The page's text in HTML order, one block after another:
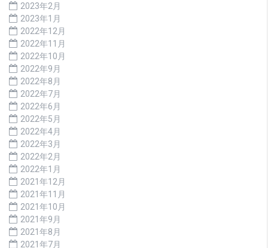
2023年2月
2023年1月
2022年12月
2022年11月
2022年10月
2022年9月
2022年8月
2022年7月
2022年6月
2022年5月
2022年4月
2022年3月
2022年2月
2022年1月
2021年12月
2021年11月
2021年10月
2021年9月
2021年8月
2021年7月